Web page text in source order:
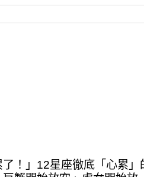
了！」12星座徹底「心累」